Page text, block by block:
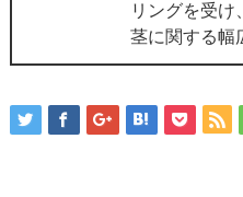
リングを受け
茎に関する幅